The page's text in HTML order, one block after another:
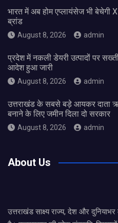
भारत में अब होम एप्लायंसेज भी बेचेगी
ब्रांड
August 8, 2026 admin
प्रदेश में नकली डेयरी उत्पादों पर
आदेश हुआ जारी
August 8, 2026 admin
उत्तराखंड के सबसे बड़े आयकर दाता
बनाने के लिए जमीन दिला दो सरकार
August 8, 2026 admin
About Us
उत्तराखंड साक्ष्य राज्य, देश और